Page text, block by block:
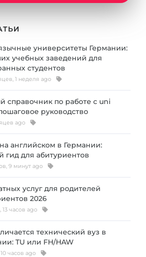
успешно поступают
университеты Германии:
учебных заведений для
студентов
1 неделя ago
справочник по работе с uni
руководство
ago
английском в Германии:
гид для абитуриентов
9 минут ago
услуг для родителей
2026
13 часов ago
технический вуз в
TU или FH/HAW
часов ago